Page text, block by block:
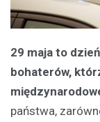
29 maja to
bohaterów,
państwa,